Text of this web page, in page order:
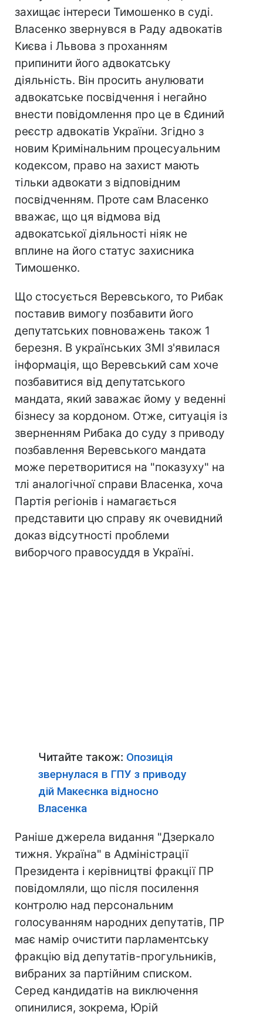
захищає інтереси Тимошенко в суді.
Власенко звернувся в Раду адвокатів
Києва і Львова з проханням
припинити його адвокатську
діяльність. Він просить анулювати
адвокатське посвідчення і негайно
внести повідомлення про це в Єдиний
реєстр адвокатів України. Згідно з
новим Кримінальним процесуальним
кодексом, право на захист мають
тільки адвокати з відповідним
посвідченням. Проте сам Власенко
вважає, що ця відмова від
адвокатської діяльності ніяк не
вплине на його статус захисника
Тимошенко.
Що стосується Веревського, то Рибак
поставив вимогу позбавити його
депутатських повноважень також 1
березня. В українських ЗМІ з'явилася
інформація, що Веревський сам хоче
позбавитися від депутатського
мандата, який заважає йому у веденні
бізнесу за кордоном. Отже, ситуація із
зверненням Рибака до суду з приводу
позбавлення Веревського мандата
може перетворитися на "показуху" на
тлі аналогічної справи Власенка, хоча
Партія регіонів і намагається
представити цю справу як очевидний
доказ відсутності проблеми
виборчого правосуддя в Україні.
Читайте також: Опозиція
звернулася в ГПУ з приводу
дій Макеєнка відносно
Власенка
Раніше джерела видання "Дзеркало
тижня. Україна" в Адміністрації
Президента і керівництві фракції ПР
повідомляли, що після посилення
контролю над персональним
голосуванням народних депутатів, ПР
має намір очистити парламентську
фракцію від депутатів-прогульників,
вибраних за партійним списком.
Серед кандидатів на виключення
опинилися, зокрема, Юрій